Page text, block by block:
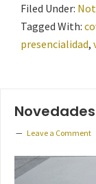
Filed Under:
Tagged With:
presencialidad,
Leave a Comment